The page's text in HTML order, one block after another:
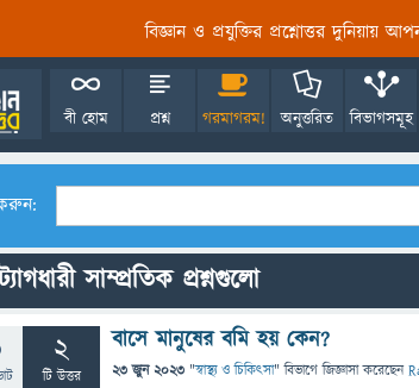
বিজ্ঞান ও প্রযুক্তির প্রশ্নোত্তর দুনিয়ায়
বী হোম প্রশ্ন গরমাগরম! অনুত্তরিত বিভাগসমূহ
সাম্প্রতিক প্রশ্নগুলো
2
টি উত্তর
বাসে মানুষের বমি হয় কেন?
23 জুন 2023 "স্বাস্থ্য ও চিকিৎসা" বিভাগে জিজ্ঞাসাকরেছেন